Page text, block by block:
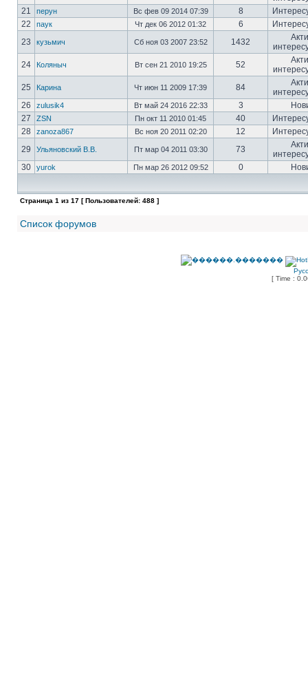
21
перун Вс фев 09 2014 07:39 8
22
паук Чт дек 06 2012 01:32 6
23
кузьмич Сб ноя 03 2007 23:52 1432
24
Коляныч Вт сен 21 2010 19:25 52
25
Карина Чт июн 11 2009 17:39 84
26
zulusik4 Вт май 24 2016 22:33 3
27
ZSN Пн окт 11 2010 01:45 40
28
zanoza867 Вс ноя 20 2011 02:20 12
29
Ульяновский В.В. Пт мар 04 2011 03:30 73
30
yurok Пн мар 26 2012 09:52 0
Страница 1 из 17 [ Пользователей: 488 ]
Список форумов
[ Time :